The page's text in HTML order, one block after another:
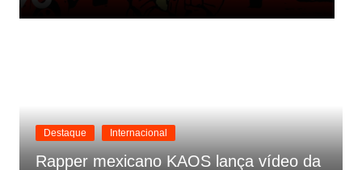
Destaque Internacional
Rapper mexicano KAOS lança vídeo da